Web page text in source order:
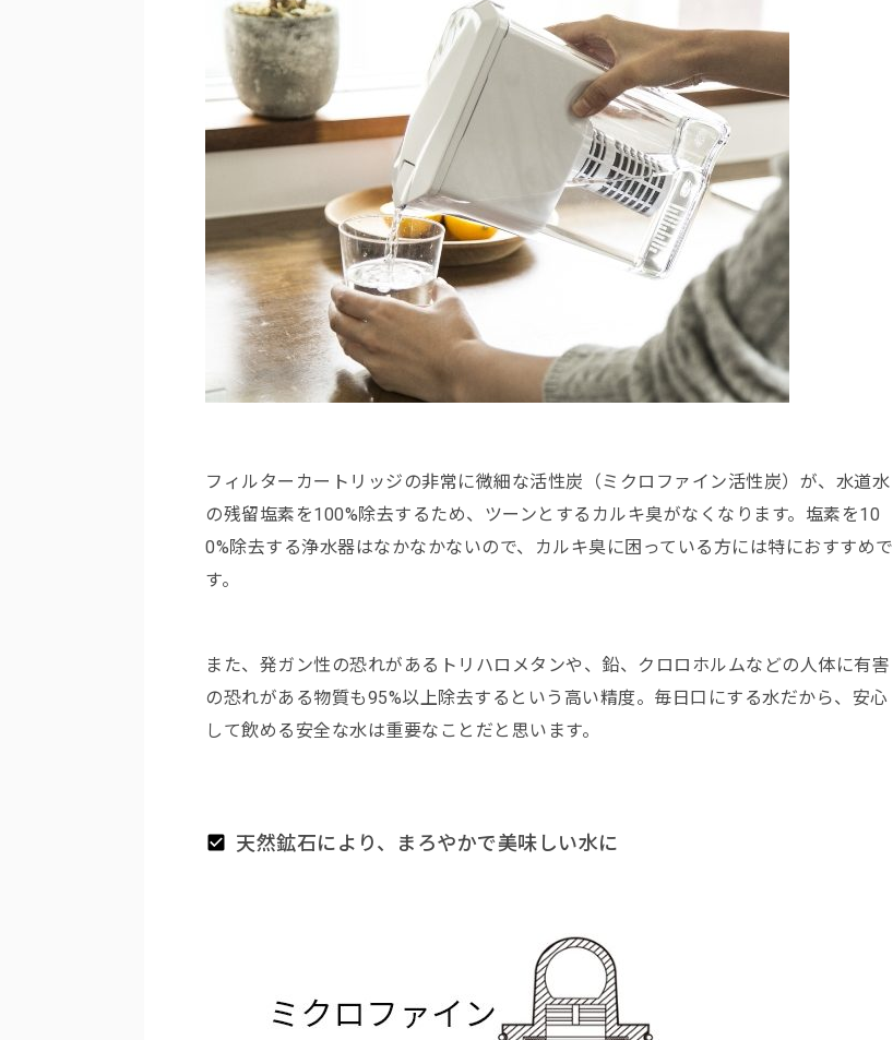
フィルターカートリッジの非常に微細な活性炭（ミクロファイン活性炭）が、水道水
の残留塩素を100%除去するため、ツーンとするカルキ臭がなくなります。塩素を10
0%除去する浄水器はなかなかないので、カルキ臭に困っている方には特におすすめで
す。
また、発ガン性の恐れがあるトリハロメタンや、鉛、クロロホルムなどの人体に有害
の恐れがある物質も95%以上除去するという高い精度。毎日口にする水だから、安心
して飲める安全な水は重要なことだと思います。
天然鉱石により、まろやかで美味しい水に